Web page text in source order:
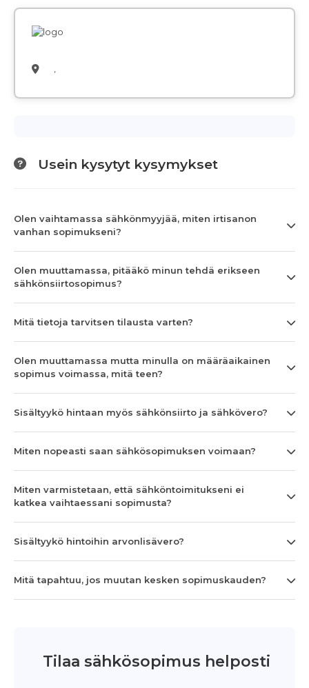
,
Usein kysytyt kysymykset
Olen vaihtamassa sähkönmyyjää, miten irtisanon
vanhan sopimukseni?
Olen muuttamassa, pitääkö minun tehdä erikseen
sähkönsiirtosopimus?
Mitä tietoja tarvitsen tilausta varten?
Olen muuttamassa mutta minulla on määräaikainen
sopimus voimassa, mitä teen?
Sisältyykö hintaan myös sähkönsiirto ja sähkövero?
Miten nopeasti saan sähkösopimuksen voimaan?
Miten varmistetaan, että sähköntoimitukseni ei
katkea vaihtaessani sopimusta?
Sisältyykö hintoihin arvonlisävero?
Mitä tapahtuu, jos muutan kesken sopimuskauden?
Tilaa sähkösopimus helposti